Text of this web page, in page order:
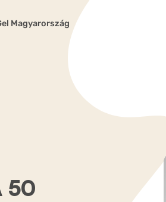
Magyarország
50